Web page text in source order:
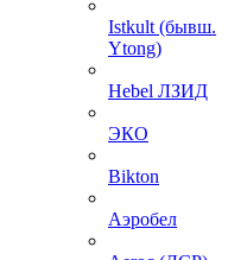
Istkult (бывш.
Ytong)
Hebel ЛЗИД
ЭКО
Bikton
Аэробел